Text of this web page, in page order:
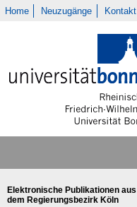
Home Neuzugänge Kontakt
Elektronische Publikationen aus
dem Regierungsbezirk Köln